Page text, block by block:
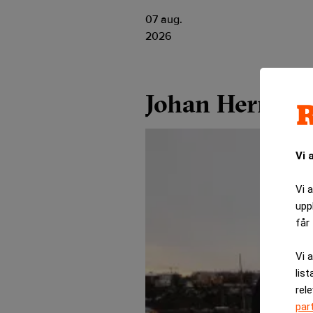
Vi
Vi
får
Vi
07 aug.
2026
Johan